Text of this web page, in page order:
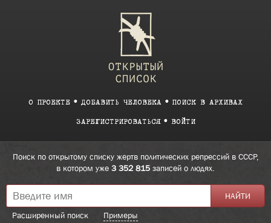
О ПРОЕКТЕ ДОБАВИТЬ ЧЕЛОВЕКА ПОИСК В АРХИВАХ
ЗАРЕГИСТРИРОВАТЬСЯ ВОЙТИ
Поиск по открытому списку жертв политических репрессий в СССР,
в котором уже 3 352 815 записей о людях.
Расширенный поиск Примеры